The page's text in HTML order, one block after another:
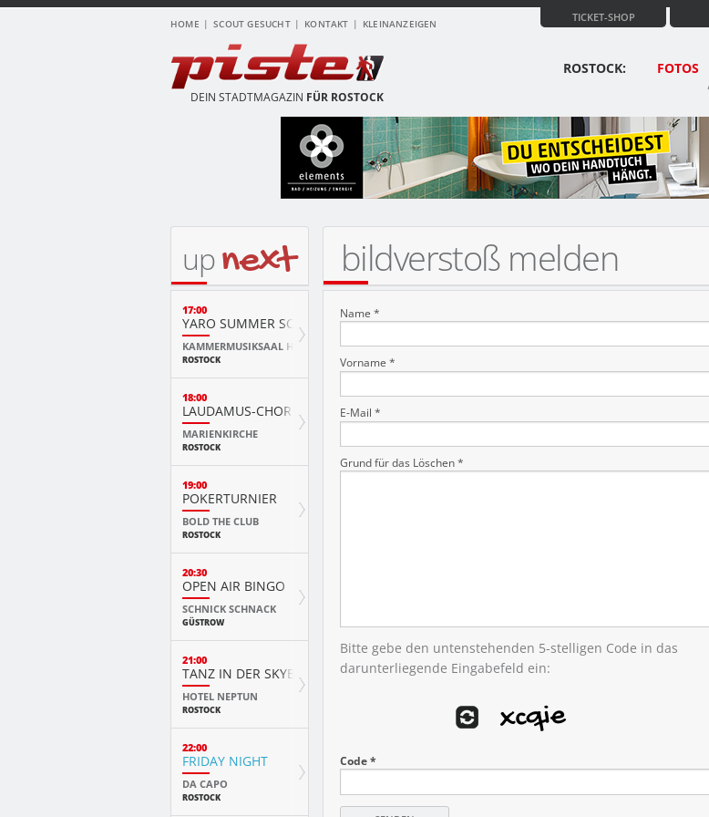
HOME SCOUT GESUCHT KONTAKT KLEINANZEIGEN TICKET-SHOP
DEIN STADTMAGAZIN FÜR ROSTOCK
ROSTOCK: FOTOS
bildverstoß melden
Name *
Vorname *
E-Mail *
Grund für das Löschen *
Bitte gebe den untenstehenden 5-stelligen Code in das
darunterliegende Eingabefeld ein:
Code *
upnext
17:00
YARO SUMMER SCHOOL KURSKONZERT
KAMMERMUSIKSAAL HMT
ROSTOCK
18:00
LAUDAMUS-CHOR
MARIENKIRCHE
ROSTOCK
19:00
POKERTURNIER
BOLD THE CLUB
ROSTOCK
20:30
OPEN AIR BINGO
SCHNICK SCHNACK
GÜSTROW
21:00
TANZ IN DER SKYBAR
HOTEL NEPTUN
ROSTOCK
22:00
FRIDAY NIGHT
DA CAPO
ROSTOCK